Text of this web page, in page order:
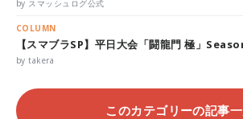
by スマッシュログ公式
COLUMN
【スマブラSP】平日大会「闘龍門 極」
by takera
このカテゴリーの記事